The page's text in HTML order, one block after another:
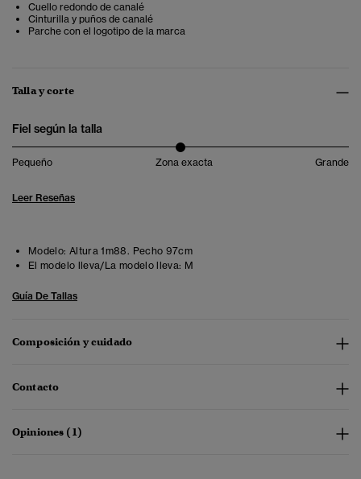
Cuello redondo de canalé
Cinturilla y puños de canalé
Parche con el logotipo de la marca
Talla y corte
Fiel según la talla
Pequeño Zona exacta Grande
Leer Reseñas
Modelo: Altura 1m88. Pecho 97cm
El modelo lleva/La modelo lleva: M
Guía De Tallas
Composición y cuidado
Contacto
Opiniones (1)